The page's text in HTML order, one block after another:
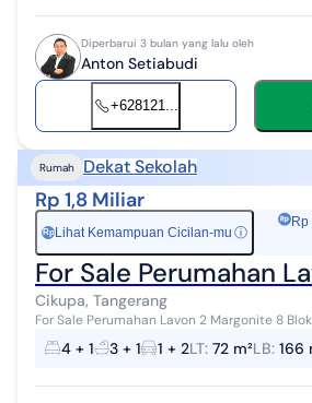
Diperbarui 3 bulan yang lalu oleh
Anton Setiabudi
+628121...
Rumah Dekat Sekolah
Rp 1,8 Miliar
RpLihat Kemampuan Cicilan-mu ⓘ
Rp
For Sale Perumahan
Cikupa, Tangerang
For Sale Perumahan Lavon 2 Margonite 8 Blok F-1 No.
Luas tanah: 72m2 Luas bangunan: 166m2
Selatan Posisi ru...
4 + 1 3 + 1 1 + 2LT: 72 m²LB: 166